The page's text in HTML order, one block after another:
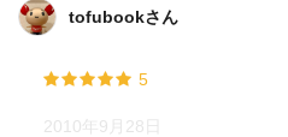
tofubookさん
5
2010年9月28日